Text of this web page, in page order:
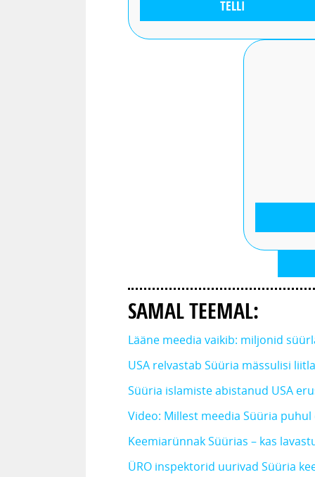
TELLI
SAMAL TEEMAL:
Lääne meedia vaikib: miljonid
USA relvastab Süüria mässulisi
Süüria islamiste abistanud USA
Video: Millest meedia Süüria puhul
Keemiarünnak Süürias – kas
ÜRO inspektorid uurivad Süüria